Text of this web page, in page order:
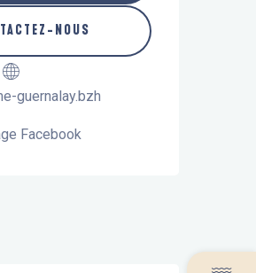
NOUS
guernalay.bzh
Facebook